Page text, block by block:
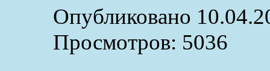
Опубликовано
Просмотров: 5036